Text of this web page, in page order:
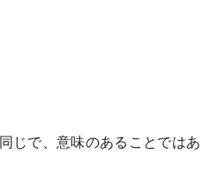
じで、意味のあることではあ